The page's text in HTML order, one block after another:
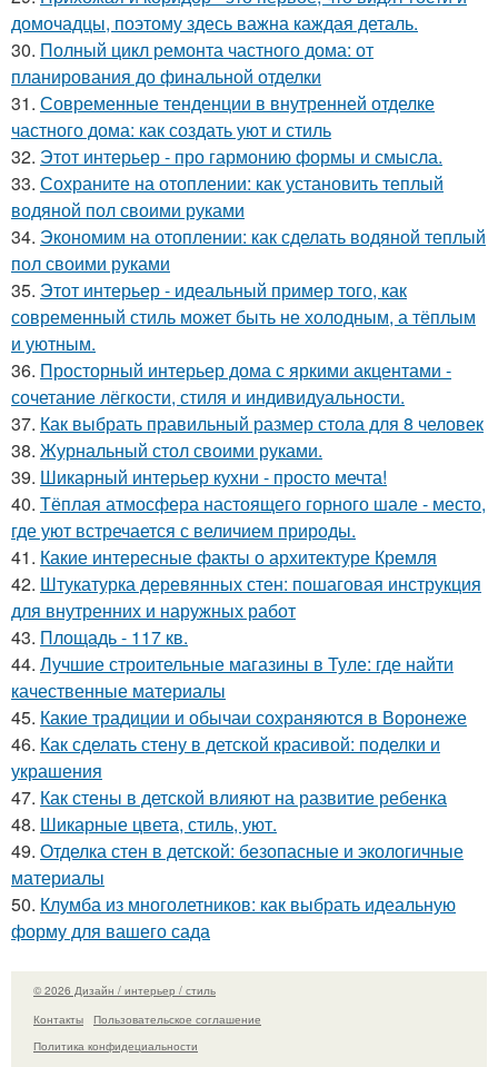
домочадцы, поэтому здесь важна каждая деталь.
30. Полный цикл ремонта частного дома: от
планирования до финальной отделки
31. Современные тенденции в внутренней отделке
частного дома: как создать уют и стиль
32. Этот интерьер - про гармонию формы и смысла.
33. Сохраните на отоплении: как установить теплый
водяной пол своими руками
34. Экономим на отоплении: как сделать водяной теплый
пол своими руками
35. Этот интерьер - идеальный пример того, как
современный стиль может быть не холодным, а тёплым
и уютным.
36. Просторный интерьер дома с яркими акцентами -
сочетание лёгкости, стиля и индивидуальности.
37. Как выбрать правильный размер стола для 8 человек
38. Журнальный стол своими руками.
39. Шикарный интерьер кухни - просто мечта!
40. Тёплая атмосфера настоящего горного шале - место,
где уют встречается с величием природы.
41. Какие интересные факты о архитектуре Кремля
42. Штукатурка деревянных стен: пошаговая инструкция
для внутренних и наружных работ
43. Площадь - 117 кв.
44. Лучшие строительные магазины в Туле: где найти
качественные материалы
45. Какие традиции и обычаи сохраняются в Воронеже
46. Как сделать стену в детской красивой: поделки и
украшения
47. Как стены в детской влияют на развитие ребенка
48. Шикарные цвета, стиль, уют.
49. Отделка стен в детской: безопасные и экологичные
материалы
50. Клумба из многолетников: как выбрать идеальную
форму для вашего сада
© 2026 Дизайн / интерьер / стиль
Контакты
Пользовательское соглашение
Политика конфидециальности